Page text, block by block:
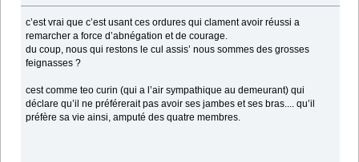
c’est vrai que c’est usant ces ordures qui clament avoir réussi a
remarcher a force d’abnégation et de courage.
du coup, nous qui restons le cul assis’ nous sommes des grosses
feignasses ?
cest comme teo curin (qui a l’air sympathique au demeurant) qui
déclare qu’il ne préférerait pas avoir ses jambes et ses bras.... qu’il
préfère sa vie ainsi, amputé des quatre membres.